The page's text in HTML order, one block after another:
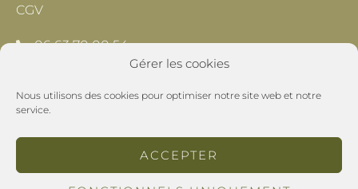
Gérer les cookies
Nous utilisons des cookies pour optimiser notre site web et notre
service.
ACCEPTER
CGV
06 63 70 00 54
contact@lescheminsdeprovence.com
Les Chemins de Provence
26800 Montoison